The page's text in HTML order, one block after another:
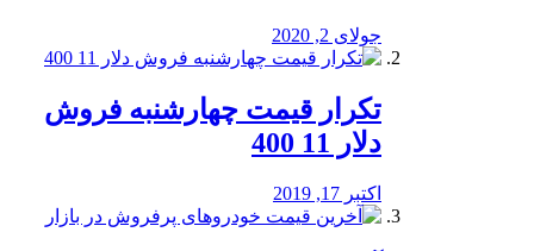
جولای 2, 2020
تکرار قیمت چهارشنبه فروش
دلار 11 400
اکتبر 17, 2019